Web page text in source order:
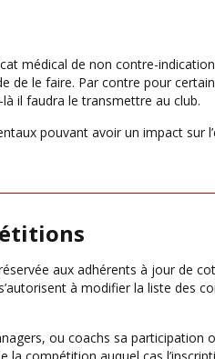
médical de non contre-
de le faire. Par contre pour
il faudra le transmettre au club.
pouvant avoir un impact sur
aux adhérents à jour de
à modifier la liste des
ou coachs sa participation